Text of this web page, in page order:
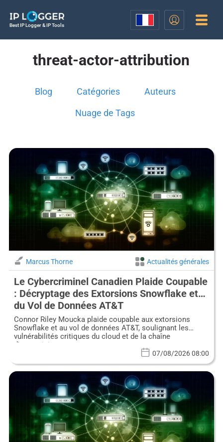
Best IP Logger & IP Tools
threat-actor-attribution
Blog Catégories Auteurs
Nuage de Tags
Marcus Thorne Actualités générales
Le Cybercriminel Canadien Plaide Coupable
: Décryptage des Extorsions Snowflake et
du Vol de Données AT&T
Connor Riley Moucka plaide coupable aux extorsions
Snowflake et au vol de données AT&T, soulignant les
vulnérabilités critiques du cloud et de la chaîne
d'approvisionnement.
07/08/2026 08:00